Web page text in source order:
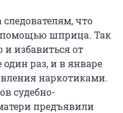
что
помощью шприца. Так
и избавиться от
раз, и в январе
наркотиками.
судебно-
предъявили